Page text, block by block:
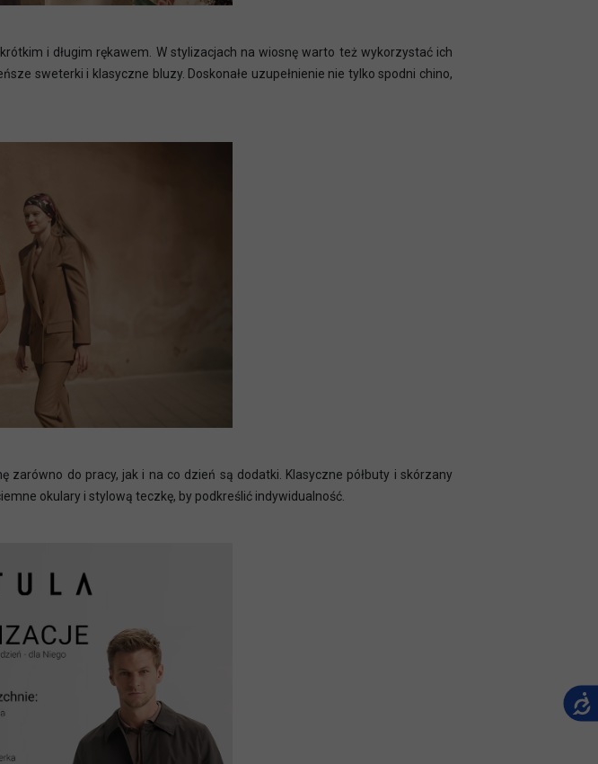
i długim rękawem. W stylizacjach na wiosnę warto też wykorzystać ich
sweterki i klasyczne bluzy. Doskonałe uzupełnienie nie tylko spodni chino,
do pracy, jak i na co dzień są dodatki. Klasyczne półbuty i skórzany
okulary i stylową teczkę, by podkreślić indywidualność.